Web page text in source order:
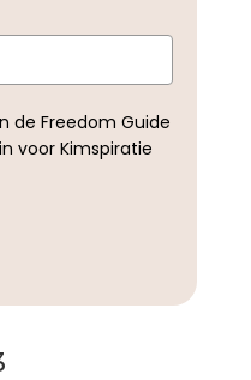
de Freedom Guide
voor Kimspiratie